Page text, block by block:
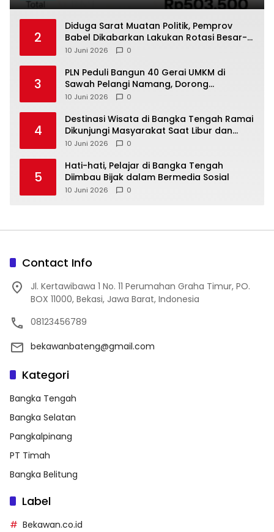
2
‎Diduga Sarat Muatan Politik, Pemprov
Babel Dikabarkan Lakukan Rotasi Besar-
10 Juni 2026 0
3
‎PLN Peduli Bangun 40 Gerai UMKM di
Sawah Pelangi Namang, Dorong
10 Juni 2026 0
4
‎Destinasi Wisata di Bangka Tengah Ramai
Dikunjungi Masyarakat Saat Libur dan
Akhir Pekan
10 Juni 2026 0
5
‎Hati-hati, Pelajar di Bangka Tengah
Diimbau Bijak dalam Bermedia Sosial
10 Juni 2026 0
Contact Info
Jl. Kertawibawa 1 No. 11 Perumahan Graha Timur, PO.
BOX 11000, Bekasi, Jawa Barat, Indonesia
08123456789
bekawanbateng@gmail.com
Kategori
Bangka Tengah
Bangka Selatan
Pangkalpinang
PT Timah
Bangka Belitung
Label
Bekawan.co.id